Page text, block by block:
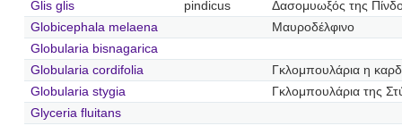
Glis glis
pindicus
Δασομυωξός της
Globicephala melaena
Μαυροδέλφινο
Globularia bisnagarica
Globularia cordifolia
Γκλομπουλάρια η
Globularia stygia
Γκλομπουλάρια της
Glyceria fluitans